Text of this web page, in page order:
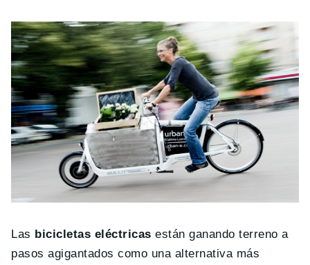
Las bicicletas eléctricas están ganando terreno a
pasos agigantados como una alternativa más